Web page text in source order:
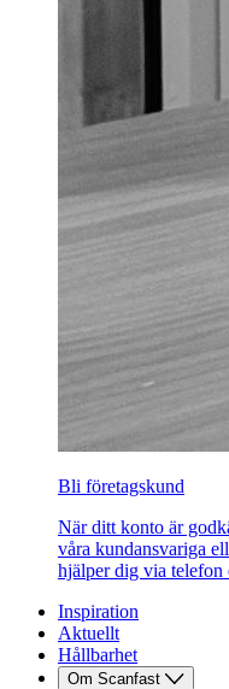
Bli företagskund
När ditt konto är
våra kundansvariga
hjälper dig via telefon
Inspiration
Aktuellt
Hållbarhet
Om Scanfast